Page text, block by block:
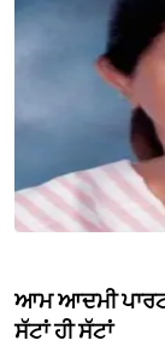
ਆਮ ਆਦਮੀ
ਸੱਟਾਂ ਹੀ ਸੱਟਾਂ